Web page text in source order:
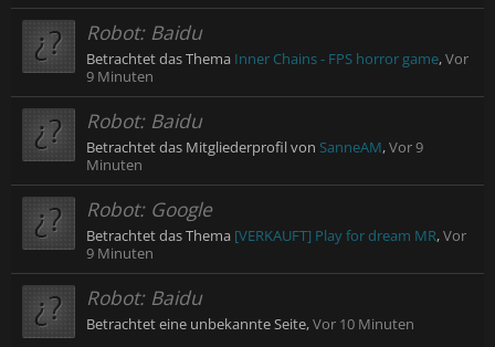
Robot: Baidu
Betrachtet das Thema Inner Chains - FPS horror game,Vor
9 Minuten
Robot: Baidu
Betrachtet das Mitgliederprofil von SanneAM,Vor 9
Minuten
Robot: Google
Betrachtet das Thema [VERKAUFT] Play for dream MR,Vor
9 Minuten
Robot: Baidu
Betrachtet eine unbekannte Seite,Vor 10 Minuten